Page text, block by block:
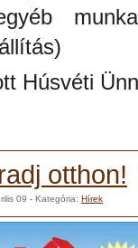
Húsvéti
otthon!
09 - Kategória: Hírek